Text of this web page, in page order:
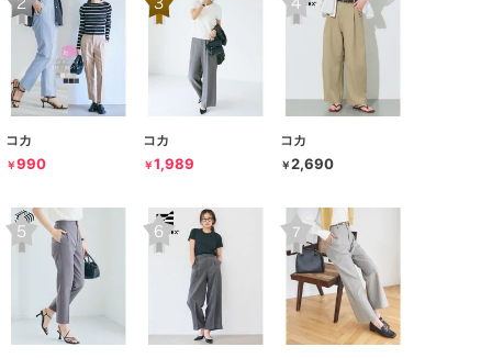
コカ
￥990
コカ
￥1,989
コカ
￥2,690